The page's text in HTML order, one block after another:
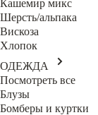
Кашемир микс
Шерсть/альпака
Вискоза
Хлопок
ОДЕЖДА
Посмотреть все
Блузы
Бомберы и куртки